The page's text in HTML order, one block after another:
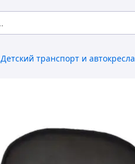
Детский транспорт и автокресла